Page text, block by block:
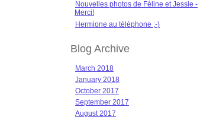
Nouvelles photos de Féline et Jessie -
Merci!
Hermione au téléphone ;-)
Blog Archive
March 2018
January 2018
October 2017
September 2017
August 2017